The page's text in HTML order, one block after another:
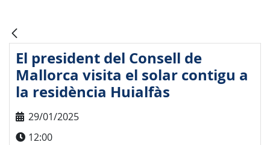
El president del Consell de
Mallorca visita el solar contigu a
la residència Huialfàs
29/01/2025
12:00